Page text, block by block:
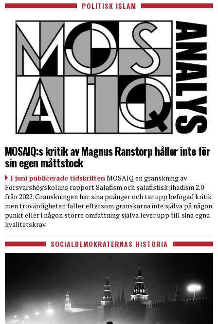
POLITISK ISLAM
MOSAIQ:s kritik av Magnus Ranstorp håller inte för
sin egen måttstock
I juni publicerade tidskriften MOSAIQ en granskning av
Försvarshögskolans rapport Salafism och salafistisk jihadism 2.0
från 2022. Granskningen har sina poänger och tar upp befogad kritik
men trovärdigheten faller eftersom granskarna inte själva på någon
punkt eller i någon större omfattning själva lever upp till sina egna
kvalitetskrav.
SOCIALDEMOKRATERNAS HISTORIA